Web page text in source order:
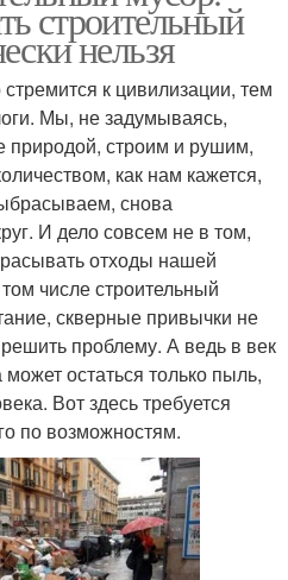
строительный
нельзя
к цивилизации, тем
Мы, не задумываясь,
строим и рушим,
как нам кажется,
снова
И дело совсем не в том,
отходы нашей
числе строительный
скверные привычки не
проблему. А ведь в век
остаться только пыль,
Вот здесь требуется
по возможностям.